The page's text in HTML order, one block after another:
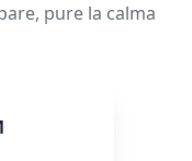
pure la calma